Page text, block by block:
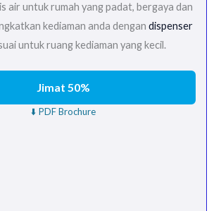
air untuk rumah yang padat, bergaya dan
kediaman anda dengan dispenser
untuk ruang kediaman yang kecil.
Jimat 50%
⬇️ PDF Brochure